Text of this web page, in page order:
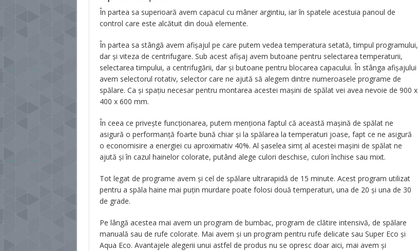
În partea sa superioară avem capacul cu mâner argintiu, iar în spatele acestuia panoul de
control care este alcătuit din două elemente.
În partea sa stângă avem afişajul pe care putem vedea temperatura setată, timpul programului,
dar şi viteza de centrifugare. Sub acest afişaj avem butoane pentru selectarea temperaturii,
selectarea timpului, a centrifugării, dar şi butoane pentru blocarea capacului. În stânga afişajului
avem selectorul rotativ, selector care ne ajută să alegem dintre numeroasele programe de
spălare. Ca şi spaţiu necesar pentru montarea acestei maşini de spălat vei avea nevoie de 900 x
400 x 600 mm.
În ceea ce priveşte funcţionarea, putem menţiona faptul că această maşină de spălat ne
asigură o performanţă foarte bună chiar şi la spălarea la temperaturi joase, fapt ce ne asigură
o economisire a energiei cu aproximativ 40%. Al şaselea simţ al acestei maşini de spălat ne
ajută şi în cazul hainelor colorate, putând alege culori deschise, culori închise sau mixt.
Tot legat de programe avem şi cel de spălare ultrarapidă de 15 minute. Acest program utilizat
pentru a spăla haine mai puţin murdare poate folosi două temperaturi, una de 20 şi una de 30
de grade.
Pe lângă acestea mai avem un program de bumbac, program de clătire intensivă, de spălare
manuală sau de rufe colorate. Mai avem şi un program pentru rufe delicate sau Super Eco şi
Aqua Eco. Avantajele alegerii unui astfel de produs nu se opresc doar aici, mai avem şi